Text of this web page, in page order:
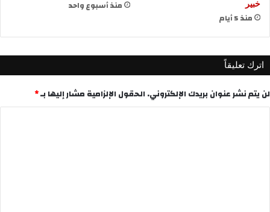
خبير
منذ 5 أيام
منذ أسبوع واحد
اترك تعليقاً
لن يتم نشر عنوان بريدك الإلكتروني. الحقول الإلزامية مشار إليها بـ*